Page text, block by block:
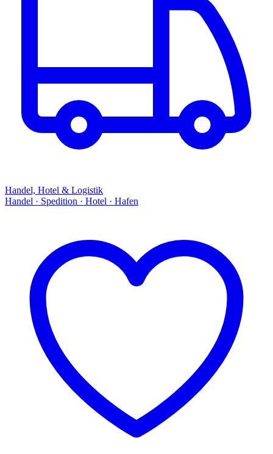
Handel, Hotel & Logistik
Handel · Spedition · Hotel · Hafen